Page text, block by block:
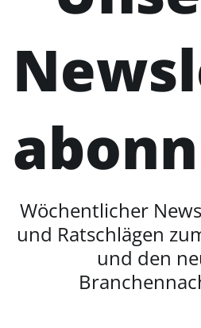
Wöchentlicher
und Ratschlägen
und den